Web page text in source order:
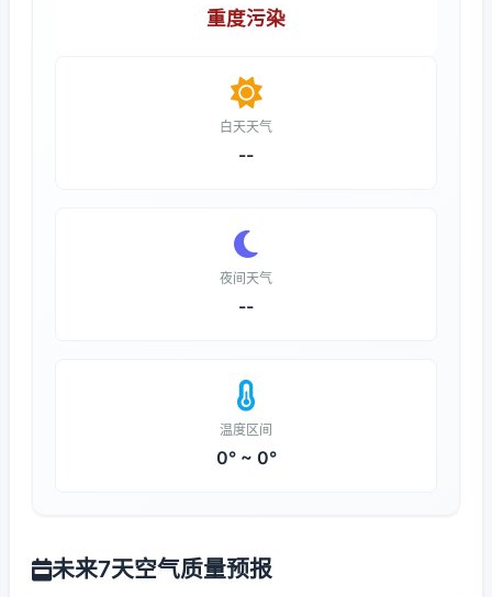
重度污染
白天天气
--
夜间天气
--
温度区间
0° ~ 0°
未来7天空气质量预报